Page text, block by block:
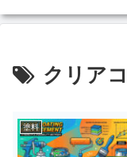
クリア
塗料